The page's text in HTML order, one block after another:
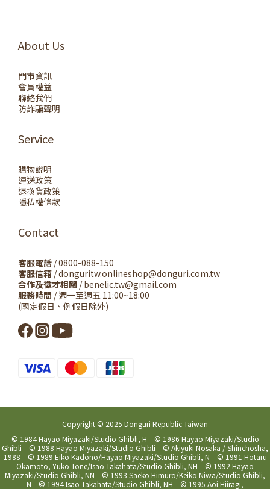
About Us
門市資訊
會員權益
聯絡我們
防詐騙聲明
Service
購物說明
運送政策
退換貨政策
隱私權條款
Contact
客服電話 / 0800-088-150
客服信箱 / donguritw.onlineshop@donguri.com.tw
合作及徵才相關 / benelic.tw@gmail.com
服務時間 / 週一至週五 11:00~18:00
(國定假日、例假日除外)
Copyright © 2025 Donguri Republic Taiwan
© 1984 Hayao Miyazaki/Studio Ghibli, H © 1986 Hayao Miyazaki/Studio
Ghibli © 1988 Hayao Miyazaki/Studio Ghibli © Akiyuki Nosaka / Shinchosha,
1988 © 1989 Eiko Kadono/Hayao Miyazaki/Studio Ghibli, N © 1991 Hotaru
Okamoto, Yuko Tone/Isao Takahata/Studio Ghibli, NH © 1992 Hayao
Miyazaki/Studio Ghibli, NN © 1993 Saeko Himuro/Keiko Niwa/Studio Ghibli,
N © 1994 Isao Takahata/Studio Ghibli, NH © 1995 Aoi Hiiragi,